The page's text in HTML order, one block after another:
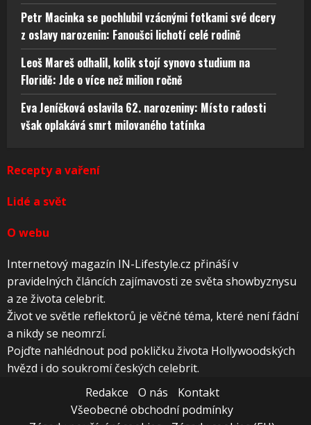
Petr Macinka se pochlubil vzácnými fotkami své dcery
z oslavy narozenin: Fanoušci lichotí celé rodině
Leoš Mareš odhalil, kolik stojí synovo studium na
Floridě: Jde o více než milion ročně
Eva Jeníčková oslavila 62. narozeniny: Místo radosti
však oplakává smrt milovaného tatínka
Recepty a vaření
Lidé a svět
O webu
Internetový magazín IN-Lifestyle.cz přináší v
pravidelných článcích zajímavosti ze světa showbyznysu
a ze života celebrit.
Život ve světle reflektorů je věčné téma, které není fádní
a nikdy se neomrzí.
Pojďte nahlédnout pod pokličku života Hollywoodských
hvězd i do soukromí českých celebrit.
Redakce
O nás
Kontakt
Všeobecné obchodní podmínky